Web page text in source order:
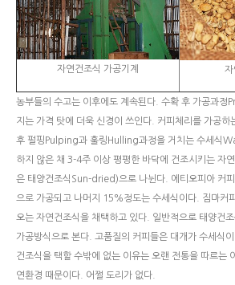
자연건조식 가공기계 자
농부들의 수고는 이후에도 계속된다. 수확 후 가공과정
지는 가격 탓에 더욱 신경이 쓰인다. 커피체리를 가공하
후 펄핑Pulping과 훌링Hulling과정을 거치는 수세식
하지 않은 채 3-4주 이상 평평한 바닥에 건조시키는
은 태양건조식Sun-dried)으로 나뉜다. 에티오피아 커
으로 가공되고 나머지 15%정도는 수세식이다. 짐마커
오는 자연건조식을 채택하고 있다. 일반적으로 태양건
가공방식으로 본다. 고품질의 커피들은 대개가 수세식
건조식을 택할 수밖에 없는 이유는 오랜 전통을 따르는
연환경 때문이다. 어쩔 도리가 없다.